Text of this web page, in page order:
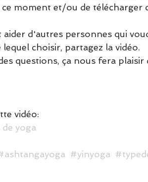
moment et/ou de télécharger
aider d'autres personnes qui
choisir, partagez la vidéo.
questions, ça nous fera plaisir
vidéo:
yoga
#yinyoga